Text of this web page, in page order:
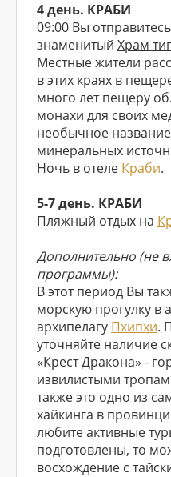
4 день. КРАБИ
09:00 Вы
знаменитый Храм
Местные жители
в этих краях в
много лет пещеру
монахи для своих
необычное
минеральных
Ночь в отеле Краби.
5-7 день. КРАБИ
Пляжный отдых на
Дополнительно (не
программы):
В этот период Вы
морскую прогулку в
архипелагу Пхипхи.
уточняйте наличие
«Крест Дракона» -
извилистыми
также это одно из
хайкинга в
любите активные
подготовлены, то
восхождение с